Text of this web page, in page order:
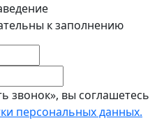
к заполнению
звонок», вы соглашетесь
персональных данных.